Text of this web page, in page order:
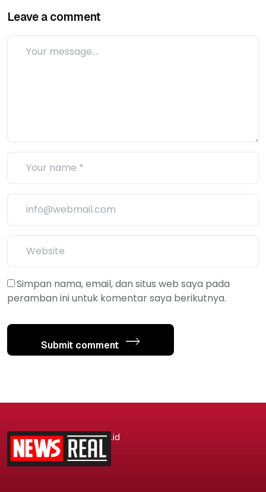
Leave a comment
Simpan nama, email, dan situs web saya pada
peramban ini untuk komentar saya berikutnya.
Submit comment
.id